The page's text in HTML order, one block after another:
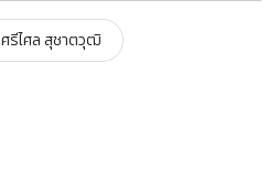
ศรีไศล สุชาตวุฒิ